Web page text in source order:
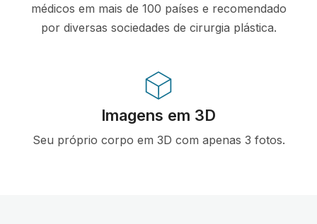
médicos em mais de 100 países e recomendado
por diversas sociedades de cirurgia plástica.
Imagens em 3D
Seu próprio corpo em 3D com apenas 3 fotos.